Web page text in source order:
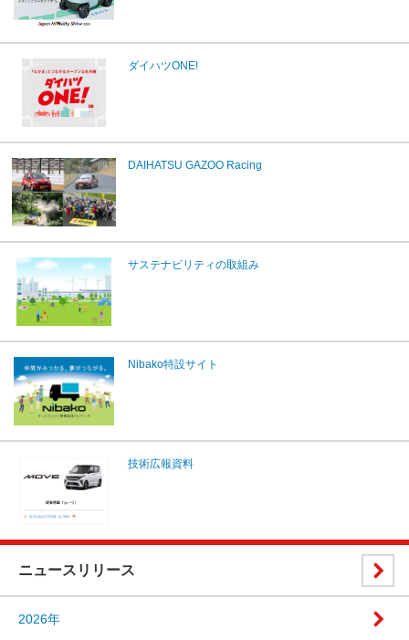
ダイハツONE!
DAIHATSU GAZOO Racing
サステナビリティの取組み
Nibako特設サイト
技術広報資料
ニュースリリース
2026年